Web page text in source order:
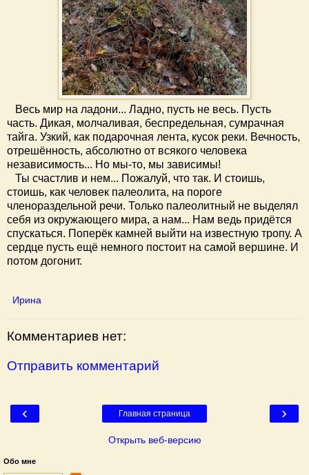
Весь мир на ладони... Ладно, пусть не весь. Пусть
часть. Дикая, молчаливая, беспредельная, сумрачная
тайга. Узкий, как подарочная лента, кусок реки. Вечность,
отрешённость, абсолютно от всякого человека
независимость... Но мы-то, мы зависимы!
Ты счастлив и нем... Пожалуй, что так. И стоишь,
стоишь, как человек палеолита, на пороге
членораздельной речи. Только палеолитный не выделял
себя из окружающего мира, а нам... Нам ведь придётся
спускаться. Поперёк камней выйти на известную тропу. А
сердце пусть ещё немного постоит на самой вершине. И
потом догонит.
Ирина
Комментариев нет:
Отправить комментарий
‹ ›
Главная страница
Открыть веб-версию
Обо мне